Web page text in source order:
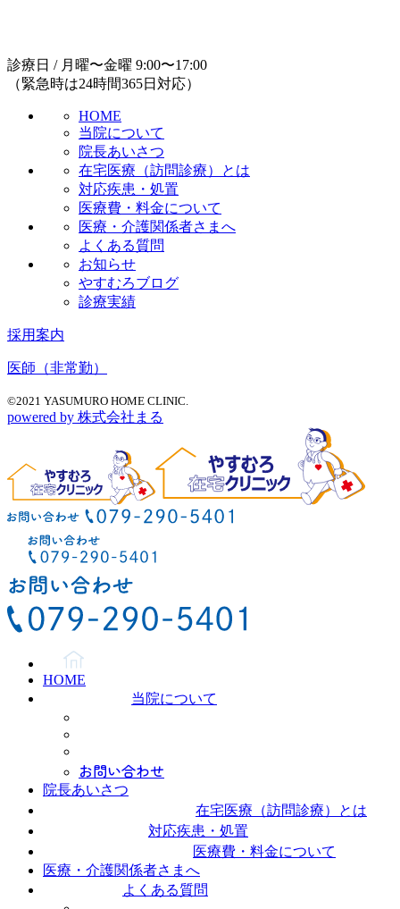
診療日 / 月曜〜金曜 9:00〜17:00
（緊急時は24時間365日対応）
HOME
当院について
院長あいさつ
在宅医療（訪問診療）とは
対応疾患・処置
医療費・料金について
医療・介護関係者さまへ
よくある質問
お知らせ
やすむろブログ
診療実績
採用案内
医師（非常勤）
©2021 YASUMURO HOME CLINIC.
powered by 株式会社まる
HOME
当院について
お問い合わせ
院長あいさつ
在宅医療（訪問診療）とは
対応疾患・処置
医療費・料金について
医療・介護関係者さまへ
よくある質問